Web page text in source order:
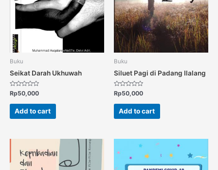
Buku
Seikat Darah Ukhuwah
Rated
0
out
Rp50,000
Add to cart
Buku
Siluet Pagi di Padang Ilalang
Rated
0
out
Rp50,000
Add to cart